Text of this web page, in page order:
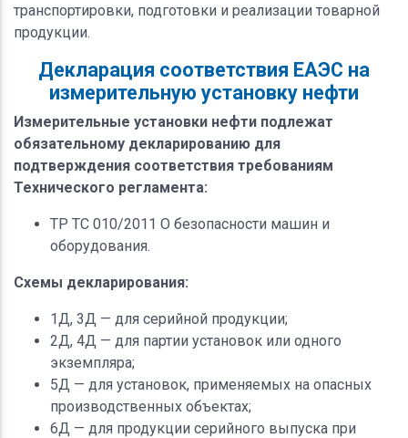
транспортировки, подготовки и реализации товарной
продукции.
Декларация соответствия ЕАЭС на
измерительную установку нефти
Измерительные установки нефти подлежат
обязательному декларированию для
подтверждения соответствия требованиям
Технического регламента:
ТР ТС 010/2011 О безопасности машин и
оборудования.
Схемы декларирования:
1Д, 3Д — для серийной продукции;
2Д, 4Д — для партии установок или одного
экземпляра;
5Д — для установок, применяемых на опасных
производственных объектах;
6Д — для продукции серийного выпуска при